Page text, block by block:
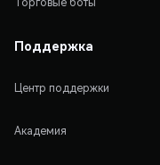
Поддержка
Центр поддержки
Академия